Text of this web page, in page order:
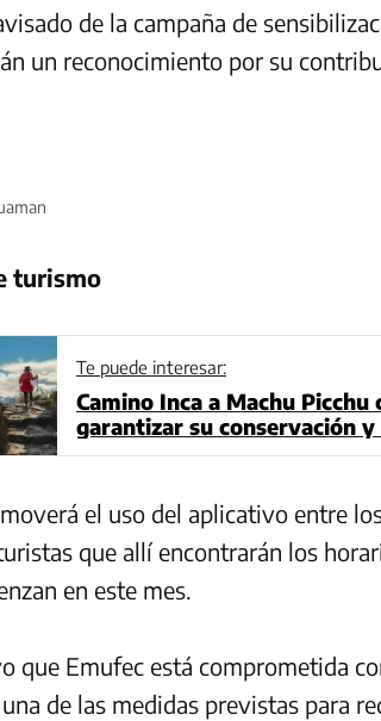
de la campaña de
un reconocimiento por su
turismo
Te puede interesar:
Camino Inca a Machu
garantizar su conservación
el uso del aplicativo entre
que allí encontrarán los
en este mes.
que Emufec está comprometida
de las medidas previstas para